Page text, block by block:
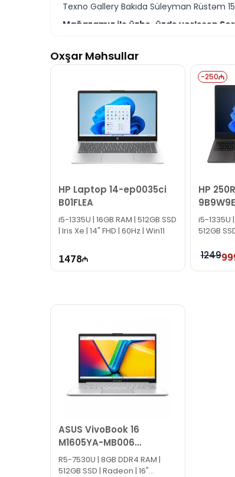
Texno Gallery Bakıda Süleyman Rüstəm
Mağazamız ilə üzbə-üzdə yerləşən
Asus VivoBook 16X K3604VA-MB243
Ünvanımız 28 Mall TM-dən 150 metr
İstər Asus VivoBook 16X laptop
Seçim etməkdə məsləhətə ehtiyacınız
Asus VivoBook 16X K3604VA-MB243
daim hazırıq.
Bizə maraq göstərdiyiniz üçün
Oxşar Məhsullar
HP Laptop 14-ep0035ci
B01FLEA
i5-1335U | 16GB RAM | 512GB SSD
| Iris Xe | 14" FHD | 60Hz | Win11
1478
-250
HP
i5-1335U |
512GB
1249
ASUS VivoBook 16
M1605YA-MB006
90NB10R2-M00B30
R5-7530U | 8GB DDR4 RAM |
512GB SSD | Radeon | 16"